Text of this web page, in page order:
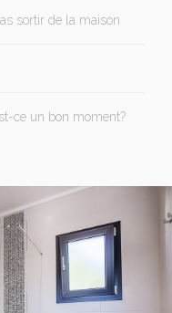
sortir de la maison
ce un bon moment?